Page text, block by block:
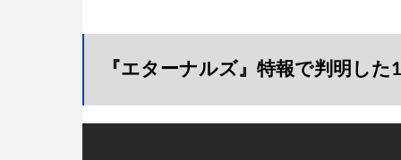
『エターナルズ』特報で判明した